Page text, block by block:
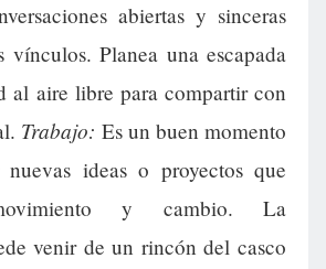
abiertas y sinceras
vínculos. Planea una escapada
al aire libre para compartir con
Trabajo: Es un buen momento
ideas o proyectos que
y cambio. La
venir de un rincón del casco